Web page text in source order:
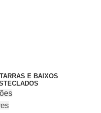
E BAIXOS
TECLADOS